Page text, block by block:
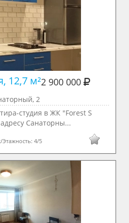
12,7 м² 2 900 000
2
студия в ЖК "Forest S
Санаторны...
Этажность:4/5